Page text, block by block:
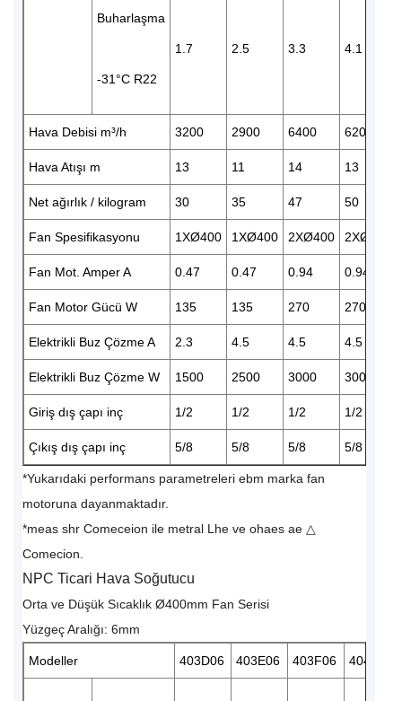
Buharlaşma
-31°C R22
1.7 2.5 3.3 4.1
Hava Debisi m³/h 3200 2900 6400 6200
Hava Atışı m 13 11 14 13
Net ağırlık / kilogram 30 35 47 50
Fan Spesifikasyonu 1XØ400 1XØ400 2XØ400 2XØ400
Fan Mot. Amper A 0.47 0.47 0.94 0.94
Fan Motor Gücü W 135 135 270 270
Elektrikli Buz Çözme A 2.3 4.5 4.5 4.5
Elektrikli Buz Çözme W 1500 2500 3000 3000
Giriş dış çapı inç 1/2 1/2 1/2 1/2
Çıkış dış çapı inç 5/8 5/8 5/8 5/8
*Yukarıdaki performans parametreleri ebm marka fan
motoruna dayanmaktadır.
*meas shr Comeceion ile metral Lhe ve ohaes ae △
Comecion.
NPC Ticari Hava Soğutucu
Orta ve Düşük Sıcaklık Ø400mm Fan Serisi
Yüzgeç Aralığı: 6mm
Modeller 403D06 403E06 403F06 404F06